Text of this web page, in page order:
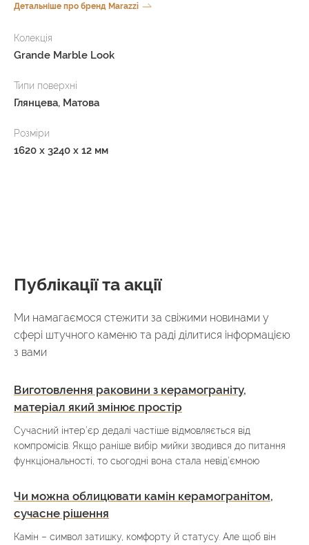
Детальніше про бренд Marazzi
Колекція
Grande Marble Look
Типи поверхні
Глянцева, Матова
Розміри
1620 x 3240 x 12 мм
Публікації та акції
Ми намагаємося стежити за свіжими новинами у
сфері штучного каменю та раді ділитися інформацією
з вами
Виготовлення раковини з керамограніту,
матеріал який змінює простір
Сучасний інтер’єр дедалі частіше відмовляється від
компромісів. Якщо раніше вибір мийки зводився до питання
функціональності, то сьогодні вона стала невід’ємною
Чи можна облицювати камін керамогранітом,
сучасне рішення
Камін – символ затишку, комфорту й статусу. Але щоб він